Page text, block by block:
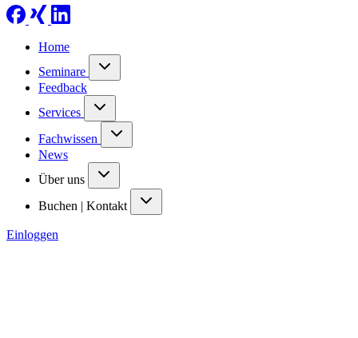
Home
Seminare
Feedback
Services
Fachwissen
News
Über uns
Buchen | Kontakt
Einloggen